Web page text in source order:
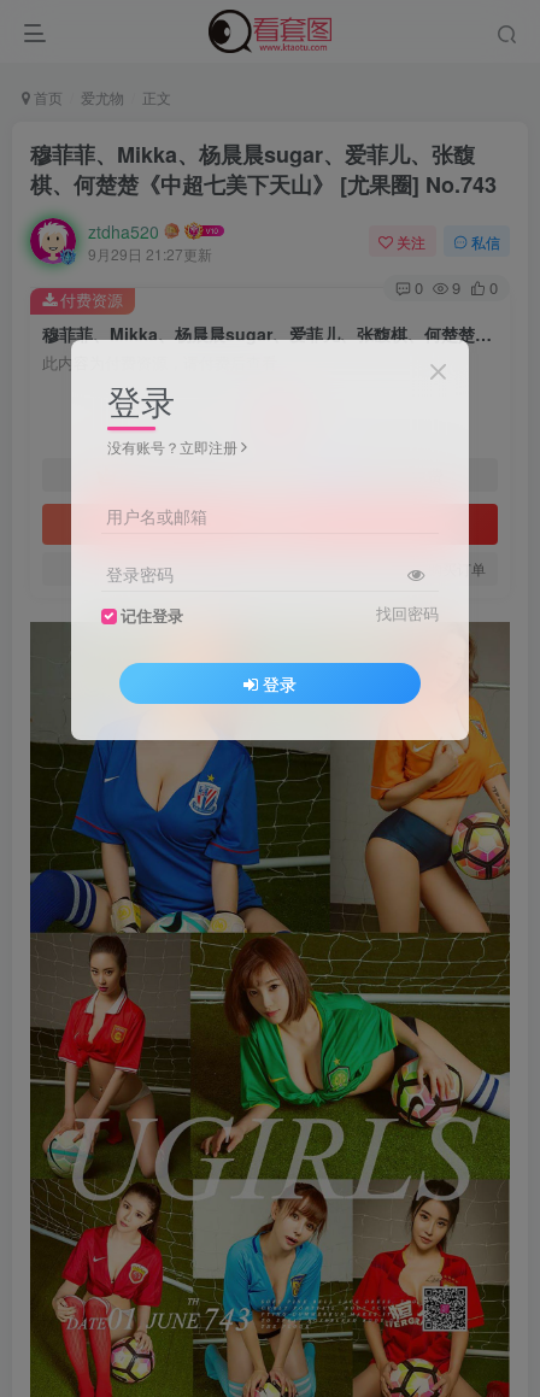
首页 爱尤物 正文
穆菲菲、Mikka、杨晨晨sugar、爱菲儿、张馥
棋、何楚楚《中超七美下天山》 [尤果圈] No.743
ztdha520
9月29日 21:27更新
关注 私信
0 9 0
穆菲菲、Mikka、杨晨晨sugar、爱菲儿、张馥棋、何楚楚《中超七美下天山》 [尤果圈] No.743
此内容为付费资源，请付费后查看
您当前未登录！建议登陆后购买，可保存购买订单
付费资源
登录
没有账号？立即注册
用户名或邮箱
登录密码
记住登录 找回密码
登录